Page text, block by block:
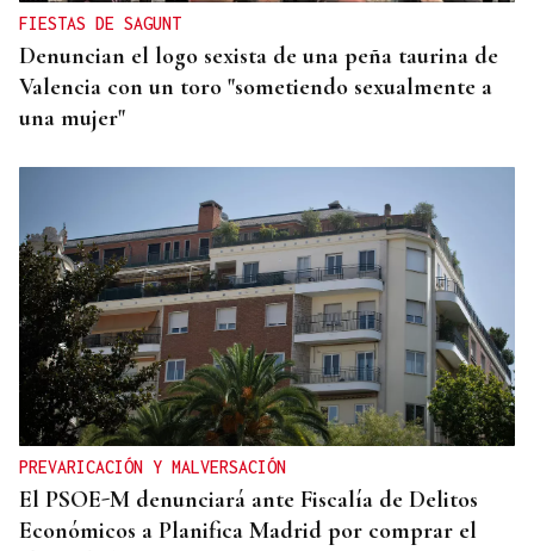
FIESTAS DE SAGUNT
Denuncian el logo sexista de una peña taurina de
Valencia con un toro "sometiendo sexualmente a
una mujer"
PREVARICACIÓN Y MALVERSACIÓN
El PSOE-M denunciará ante Fiscalía de Delitos
Económicos a Planifica Madrid por comprar el